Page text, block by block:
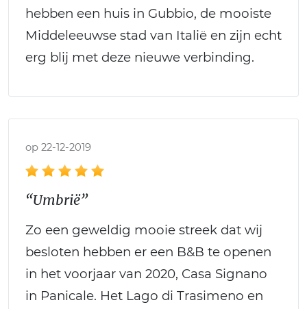
hebben een huis in Gubbio, de mooiste
Middeleeuwse stad van Italië en zijn echt
erg blij met deze nieuwe verbinding.
op 22-12-2019
“Umbrië”
Zo een geweldig mooie streek dat wij
besloten hebben er een B&B te openen
in het voorjaar van 2020, Casa Signano
in Panicale. Het Lago di Trasimeno en